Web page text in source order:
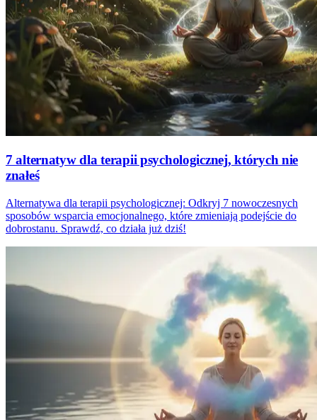
7 alternatyw dla terapii psychologicznej, których nie
znałeś
Alternatywa dla terapii psychologicznej: Odkryj 7 nowoczesnych
sposobów wsparcia emocjonalnego, które zmieniają podejście do
dobrostanu. Sprawdź, co działa już dziś!